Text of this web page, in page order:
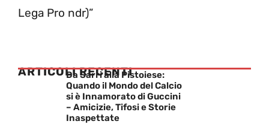
Lega Pro ndr)”
ARTICOLI RECENTI
Da Sarri alla Pistoiese:
Quando il Mondo del Calcio
si è Innamorato di Guccini
– Amicizie, Tifosi e Storie
Inaspettate